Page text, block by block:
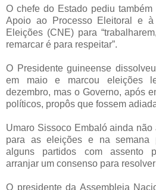
O chefe do Estado pediu
Apoio ao Processo Eleitoral e
Eleições (CNE) para
remarcar é para respeitar”.
O Presidente guineense
em maio e marcou eleições
dezembro, mas o Governo, após
políticos, propôs que fossem
Umaro Sissoco Embaló ainda
para as eleições e na semana
alguns partidos com assento
arranjar um consenso para
O presidente da Assembleia